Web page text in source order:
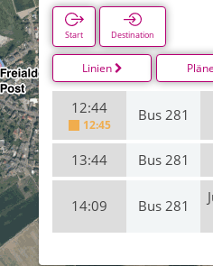
Start Destination
Linien Pläne
12:44
12:45
Bus 281
13:44 Bus 281
14:09 Bus 281